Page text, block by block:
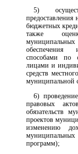
5)
бюджетных
также
обеспечения
способами по
лицами и
средств
муниципальной
6)
правовых
обязательств
проектов
изменению
программ);